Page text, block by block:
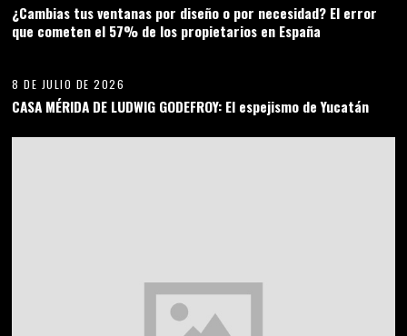
¿Cambias tus ventanas por diseño o por necesidad? El error
que cometen el 57% de los propietarios en España
8 DE JULIO DE 2026
CASA MÉRIDA DE LUDWIG GODEFROY: El espejismo de Yucatán